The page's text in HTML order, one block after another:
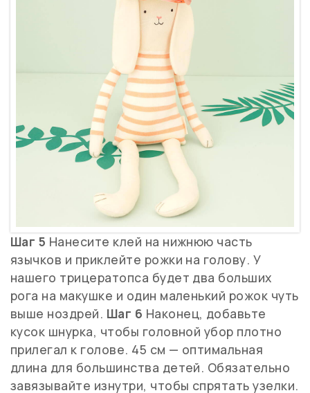
Шаг 5 Нанесите клей на нижнюю часть
язычков и приклейте рожки на голову. У
нашего трицератопса будет два больших
рога на макушке и один маленький рожок чуть
выше ноздрей. Шаг 6 Наконец, добавьте
кусок шнурка, чтобы головной убор плотно
прилегал к голове. 45 см — оптимальная
длина для большинства детей. Обязательно
завязывайте изнутри, чтобы спрятать узелки.